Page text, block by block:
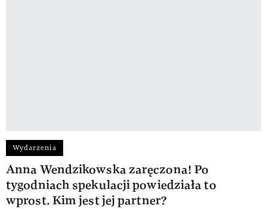
Wydarzenia
Anna Wendzikowska zaręczona! Po
tygodniach spekulacji powiedziała to
wprost. Kim jest jej partner?